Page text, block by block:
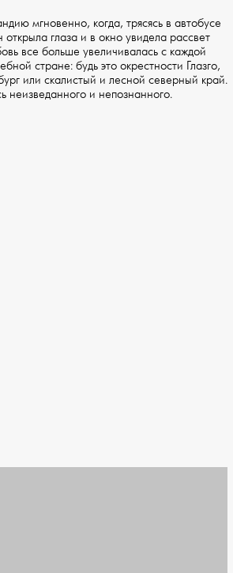
мгновенно, когда, трясясь в автобусе
открыла глаза и в окно увидела рассвет
все больше увеличивалась с каждой
стране: будь это окрестности Глазго,
или скалистый и лесной северный край.
неизведанного и непознанного.